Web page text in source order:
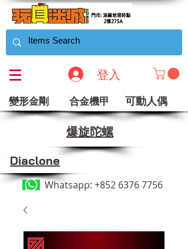
登入
變形金剛 合金機甲 可動人偶
​爆旋陀螺
Diaclone
Whatsapp: +852 6376 7756